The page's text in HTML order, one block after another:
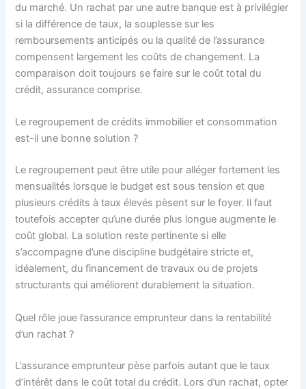
du marché. Un rachat par une autre banque est à privilégier
si la différence de taux, la souplesse sur les
remboursements anticipés ou la qualité de l’assurance
compensent largement les coûts de changement. La
comparaison doit toujours se faire sur le coût total du
crédit, assurance comprise.
Le regroupement de crédits immobilier et consommation
est-il une bonne solution ?
Le regroupement peut être utile pour alléger fortement les
mensualités lorsque le budget est sous tension et que
plusieurs crédits à taux élevés pèsent sur le foyer. Il faut
toutefois accepter qu’une durée plus longue augmente le
coût global. La solution reste pertinente si elle
s’accompagne d’une discipline budgétaire stricte et,
idéalement, du financement de travaux ou de projets
structurants qui améliorent durablement la situation.
Quel rôle joue l’assurance emprunteur dans la rentabilité
d’un rachat ?
L’assurance emprunteur pèse parfois autant que le taux
d’intérêt dans le coût total du crédit. Lors d’un rachat, opter